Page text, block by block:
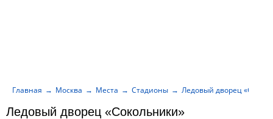
Ледовый дворец «Сокольники»
Главная Москва Места Стадионы Ледовый дворец